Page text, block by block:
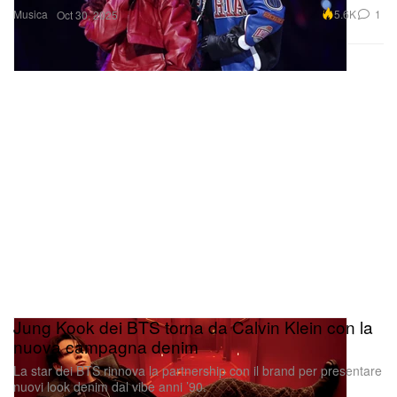
Musica Oct 30, 2025 5.6K 1
Jung Kook dei BTS torna da Calvin Klein con la
nuova campagna denim
La star dei BTS rinnova la partnership con il brand per presentare
nuovi look denim dal vibe anni ’90.